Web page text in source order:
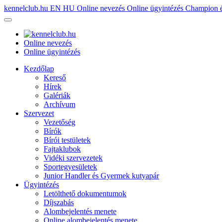
kennelclub.hu EN HU Online nevezés Online ügyintézés Champion
Online nevezés
Online ügyintézés
Kezdőlap
Kereső
Hírek
Galériák
Archívum
Szervezet
Vezetőség
Bírók
Bírói testületek
Fajtaklubok
Vidéki szervezetek
Sportegyesületek
Junior Handler és Gyermek kutyapár
Ügyintézés
Letölthető dokumentumok
Díjszabás
Alombejelentés menete
Online alombejelentés menete